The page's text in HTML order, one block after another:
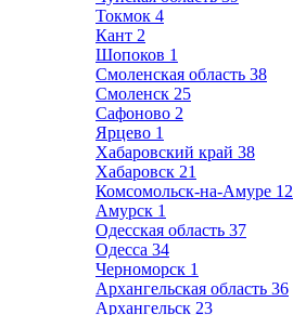
Токмок 4
Кант 2
Шопоков 1
Смоленская область 38
Смоленск 25
Сафоново 2
Ярцево 1
Хабаровский край 38
Хабаровск 21
Комсомольск-на-Амуре 12
Амурск 1
Одесская область 37
Одесса 34
Черноморск 1
Архангельская область 36
Архангельск 23